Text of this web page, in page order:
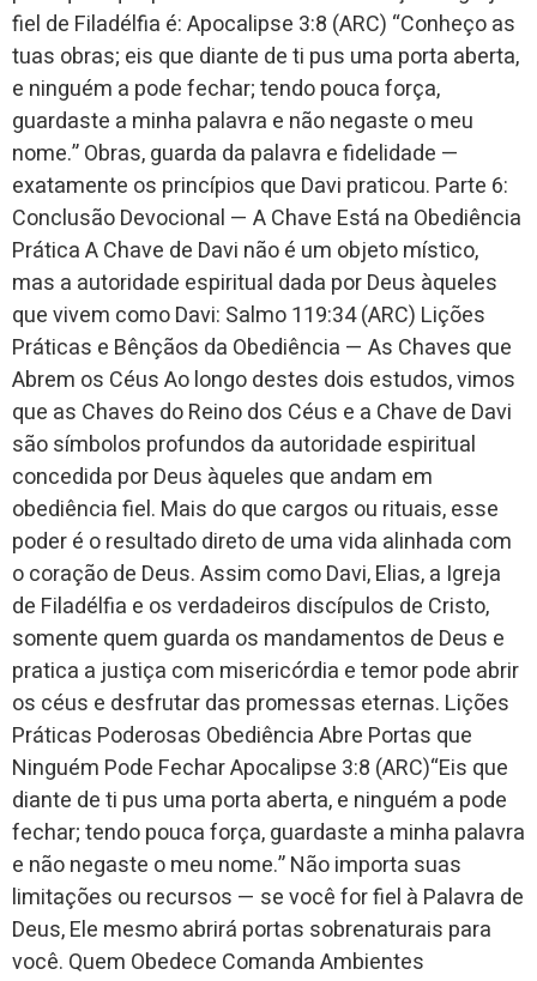
fiel de Filadélfia é: Apocalipse 3:8 (ARC) “Conheço as
tuas obras; eis que diante de ti pus uma porta aberta,
e ninguém a pode fechar; tendo pouca força,
guardaste a minha palavra e não negaste o meu
nome.” Obras, guarda da palavra e fidelidade —
exatamente os princípios que Davi praticou. Parte 6:
Conclusão Devocional — A Chave Está na Obediência
Prática A Chave de Davi não é um objeto místico,
mas a autoridade espiritual dada por Deus àqueles
que vivem como Davi: Salmo 119:34 (ARC) Lições
Práticas e Bênçãos da Obediência — As Chaves que
Abrem os Céus Ao longo destes dois estudos, vimos
que as Chaves do Reino dos Céus e a Chave de Davi
são símbolos profundos da autoridade espiritual
concedida por Deus àqueles que andam em
obediência fiel. Mais do que cargos ou rituais, esse
poder é o resultado direto de uma vida alinhada com
o coração de Deus. Assim como Davi, Elias, a Igreja
de Filadélfia e os verdadeiros discípulos de Cristo,
somente quem guarda os mandamentos de Deus e
pratica a justiça com misericórdia e temor pode abrir
os céus e desfrutar das promessas eternas. Lições
Práticas Poderosas Obediência Abre Portas que
Ninguém Pode Fechar Apocalipse 3:8 (ARC)“Eis que
diante de ti pus uma porta aberta, e ninguém a pode
fechar; tendo pouca força, guardaste a minha palavra
e não negaste o meu nome.” Não importa suas
limitações ou recursos — se você for fiel à Palavra de
Deus, Ele mesmo abrirá portas sobrenaturais para
você. Quem Obedece Comanda Ambientes